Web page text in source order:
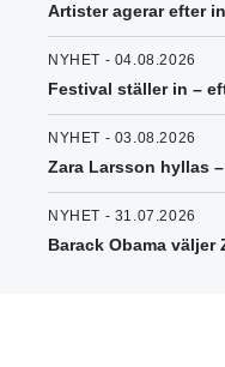
Artister agerar efter
NYHET - 04.08.2026
Festival ställer in –
NYHET - 03.08.2026
Zara Larsson hyllas
NYHET - 31.07.2026
Barack Obama väljer